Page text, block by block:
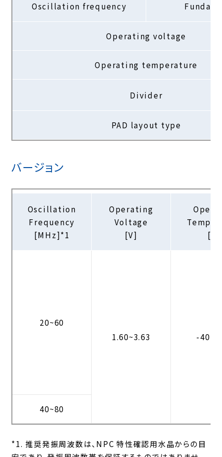
Oscillation frequency
Operating voltage
Operating temperature
Divider
PAD layout type
バージョン
Oscillation
Frequency
[MHz]*1
Operating
Voltage
[V]
20~60
1.60~3.63
-
40~80
*1. 推奨発振周波数は、NPC 特性確認用水晶からの目